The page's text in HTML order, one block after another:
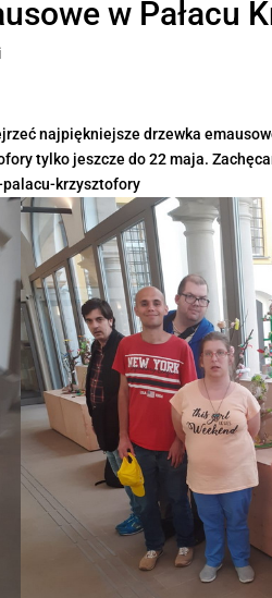
w Pałacu
najpiękniejsze drzewka
tylko jeszcze do 22 maja.
krzysztofory